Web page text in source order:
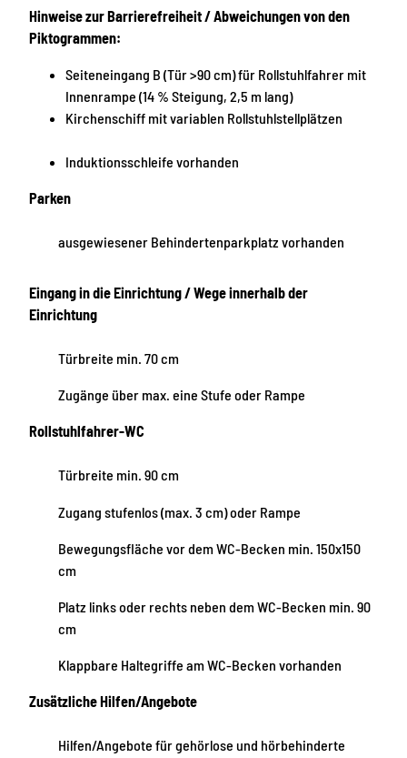
Hinweise zur Barrierefreiheit / Abweichungen von den
Piktogrammen:
Seiteneingang B (Tür >90 cm) für Rollstuhlfahrer mit
Innenrampe (14 % Steigung, 2,5 m lang)
Kirchenschiff mit variablen Rollstuhlstellplätzen
Induktionsschleife vorhanden
Parken
ausgewiesener Behindertenparkplatz vorhanden
Eingang in die Einrichtung / Wege innerhalb der
Einrichtung
Türbreite min. 70 cm
Zugänge über max. eine Stufe oder Rampe
Rollstuhlfahrer-WC
Türbreite min. 90 cm
Zugang stufenlos (max. 3 cm) oder Rampe
Bewegungsfläche vor dem WC-Becken min. 150x150
cm
Platz links oder rechts neben dem WC-Becken min. 90
cm
Klappbare Haltegriffe am WC-Becken vorhanden
Zusätzliche Hilfen/Angebote
Hilfen/Angebote für gehörlose und hörbehinderte